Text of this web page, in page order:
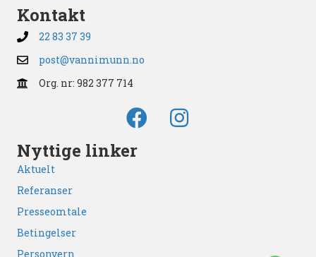
Kontakt
22 83 37 39
post@vannimunn.no
Org. nr: 982 377 714
Nyttige linker
Aktuelt
Referanser
Presseomtale
Betingelser
Personvern